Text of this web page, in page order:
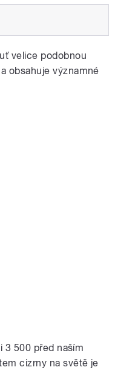
velice podobnou
obsahuje významné
3 500 před naším
cizrny na světě je